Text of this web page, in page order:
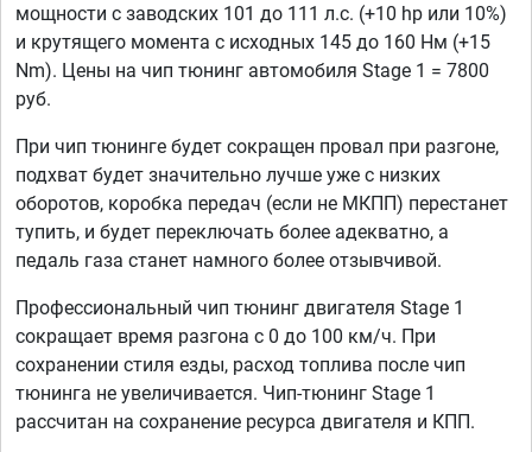
мощности с заводских 101 до 111 л.с. (+10 hp или 10%)
и крутящего момента с исходных 145 до 160 Нм (+15
Nm). Цены на чип тюнинг автомобиля Stage 1 = 7800
руб.
При чип тюнинге будет сокращен провал при разгоне,
подхват будет значительно лучше уже с низких
оборотов, коробка передач (если не МКПП) перестанет
тупить, и будет переключать более адекватно, а
педаль газа станет намного более отзывчивой.
Профессиональный чип тюнинг двигателя Stage 1
сокращает время разгона с 0 до 100 км/ч. При
сохранении стиля езды, расход топлива после чип
тюнинга не увеличивается. Чип-тюнинг Stage 1
рассчитан на сохранение ресурса двигателя и КПП.